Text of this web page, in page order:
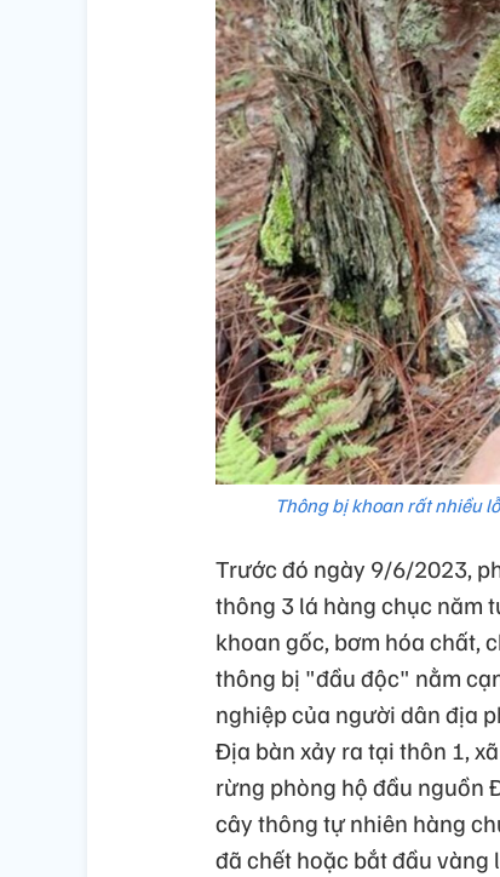
Thông bị khoan rất nhiều
Trước đó ngày 9/6/2023,
thông 3 lá hàng chục năm
khoan gốc, bơm hóa chất,
thông bị "đầu độc" nằm
nghiệp của người dân địa
Địa bàn xảy ra tại thôn 1,
rừng phòng hộ đầu nguồn
cây thông tự nhiên hàng
đã chết hoặc bắt đầu